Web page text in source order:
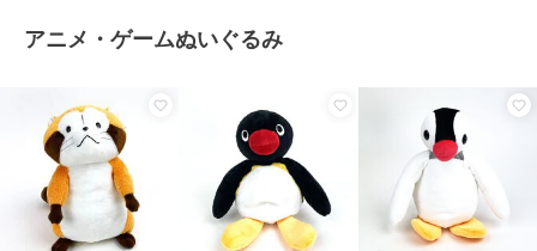
アニメ・ゲームぬいぐるみ